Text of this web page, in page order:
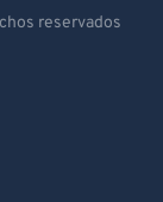
reservados